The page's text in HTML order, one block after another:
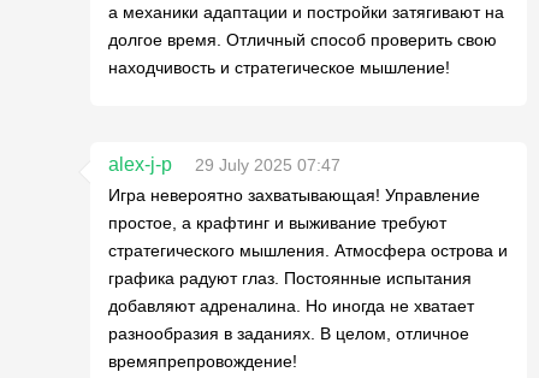
а механики адаптации и постройки затягивают на
долгое время. Отличный способ проверить свою
находчивость и стратегическое мышление!
alex-j-p
29 July 2025 07:47
Игра невероятно захватывающая! Управление
простое, а крафтинг и выживание требуют
стратегического мышления. Атмосфера острова и
графика радуют глаз. Постоянные испытания
добавляют адреналина. Но иногда не хватает
разнообразия в заданиях. В целом, отличное
времяпрепровождение!